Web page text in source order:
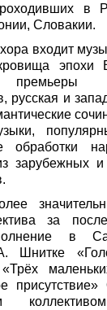
в
Словакии.
входит
эпохи
русская и
обработки
зарубежных и
за
в
Шнитке